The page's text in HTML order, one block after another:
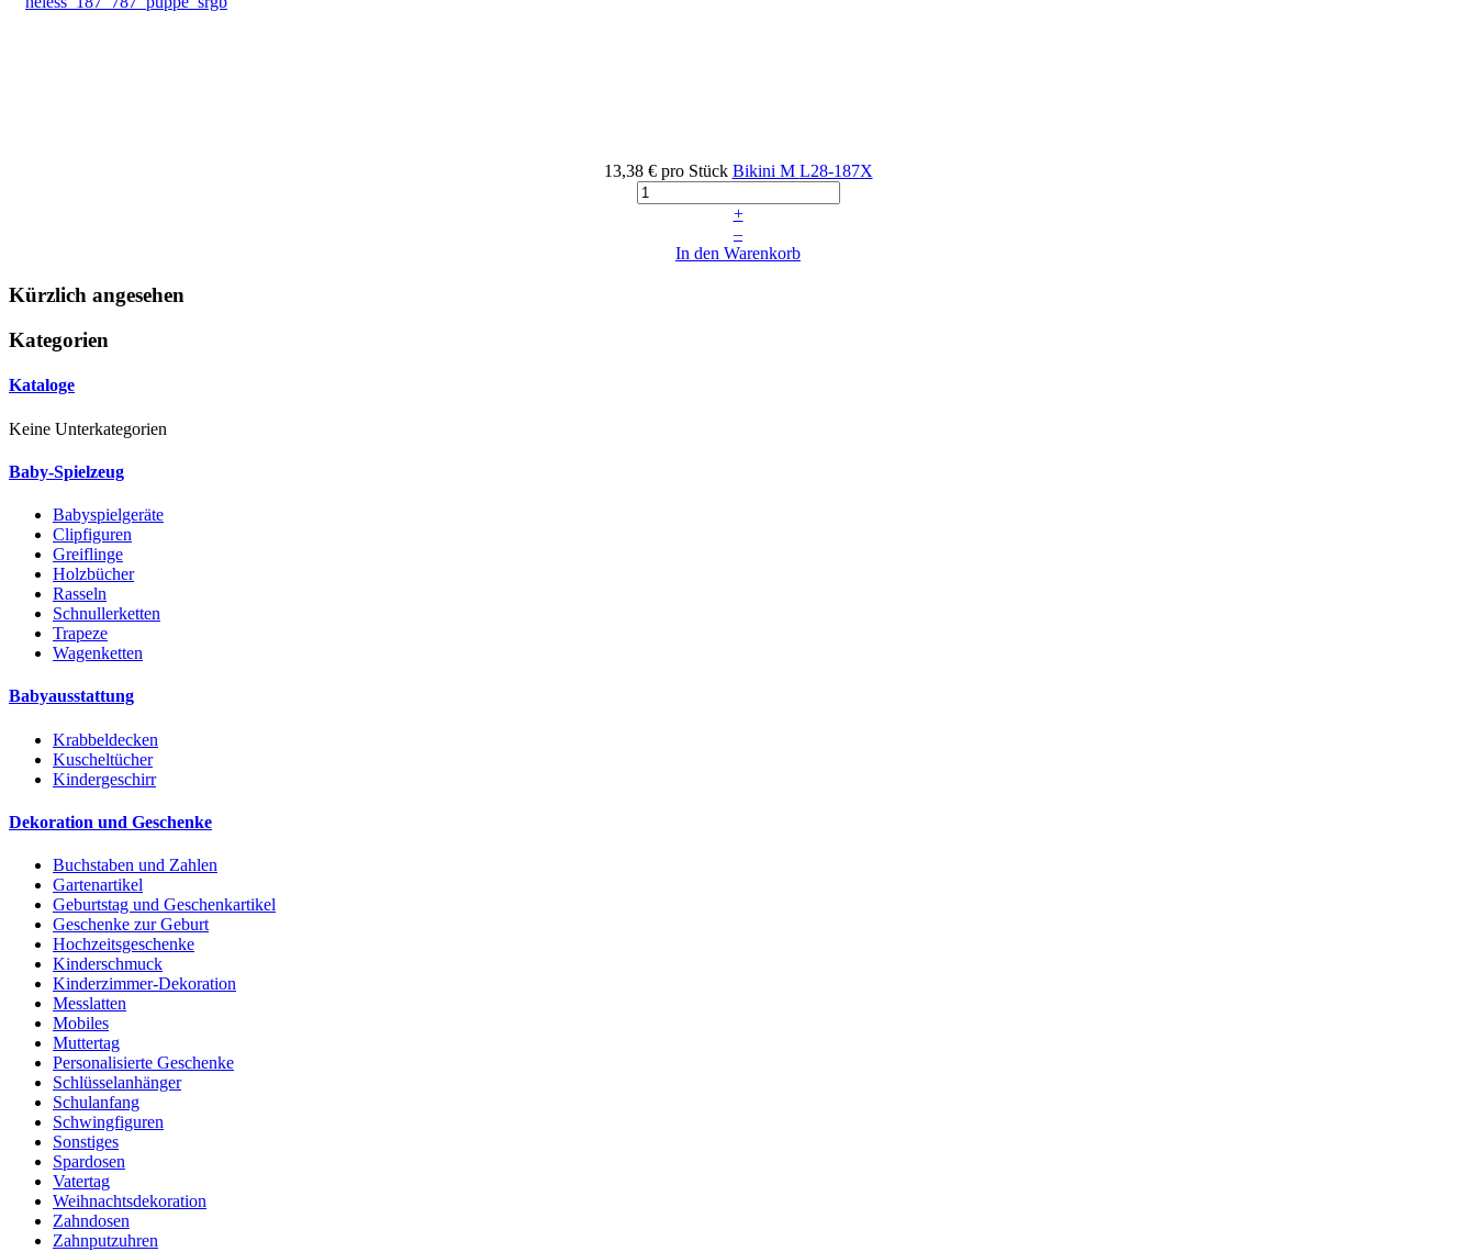
13,38 € pro Stück Bikini M L28-187X
+
–
In den Warenkorb
Kürzlich angesehen
Kategorien
Kataloge
Keine Unterkategorien
Baby-Spielzeug
Babyspielgeräte
Clipfiguren
Greiflinge
Holzbücher
Rasseln
Schnullerketten
Trapeze
Wagenketten
Babyausstattung
Krabbeldecken
Kuscheltücher
Kindergeschirr
Dekoration und Geschenke
Buchstaben und Zahlen
Gartenartikel
Geburtstag und Geschenkartikel
Geschenke zur Geburt
Hochzeitsgeschenke
Kinderschmuck
Kinderzimmer-Dekoration
Messlatten
Mobiles
Muttertag
Personalisierte Geschenke
Schlüsselanhänger
Schulanfang
Schwingfiguren
Sonstiges
Spardosen
Vatertag
Weihnachtsdekoration
Zahndosen
Zahnputzuhren